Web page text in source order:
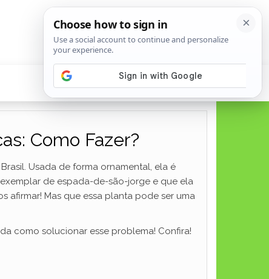
Como Fazer?
Usada de forma ornamental, ela é
de espada-de-são-jorge e que ela
afirmar! Mas que essa planta pode ser uma
como solucionar esse problema! Confira!